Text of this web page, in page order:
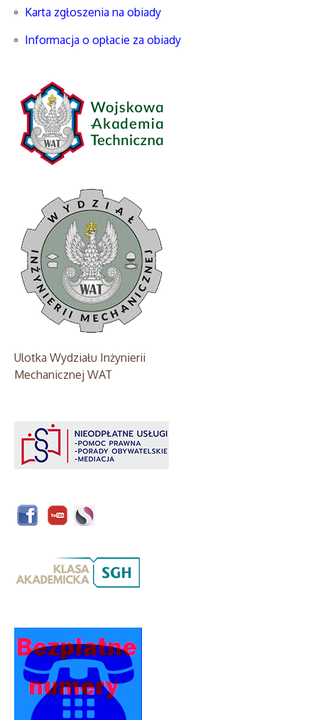
Karta zgłoszenia na obiady
Informacja o opłacie za obiady
Ulotka Wydziału Inżynierii
Mechanicznej WAT